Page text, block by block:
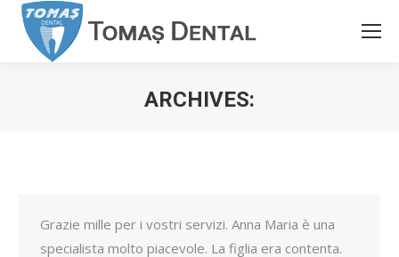
ARCHIVES:
Grazie mille per i vostri servizi. Anna Maria è una
specialista molto piacevole. La figlia era contenta.